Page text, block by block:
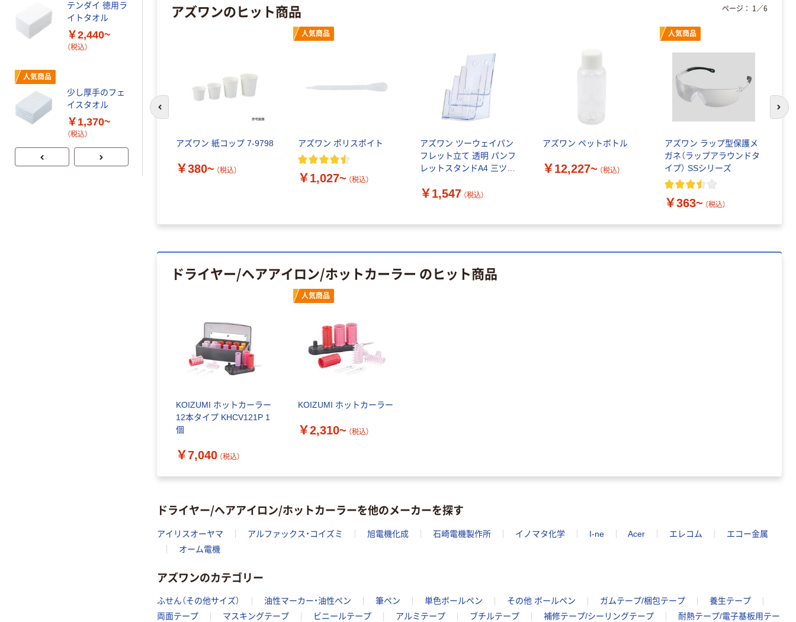
アズワンのヒット商品
アズワン 紙コップ 7-9798
￥380~ （税込）
人気商品
アズワン ポリスポイト
￥1,027~ （税込）
アズワン ツーウェイパン
フレット立て 透明 パンフ
レットスタンドA4 三ツ折
品）
￥1,547 （税込）
アズワン ペットボトル
￥12,227~ （税込）
人気商品
アズワン ラップ型保護メ
ガネ（ラップアラウンドタ
イプ） SSシリーズ
￥363~ （税込）
ページ： 1 ／6
次
ドライヤー/ヘアアイロン/ホットカーラー のヒット商品
KOIZUMI ホットカーラー
12本タイプ KHCV121P 1
個
￥7,040 （税込）
人気商品
KOIZUMI ホットカーラー
￥2,310~ （税込）
ドライヤー/ヘアアイロン/ホットカーラーを他のメーカーを探す
アイリスオーヤマ アルファックス・コイズミ 旭電機化成 石崎電機製作所 イノマタ化学 I-ne Acer エレコム
エコー金属
オーム電機
アズワンのカテゴリー
ふせん（その他サイズ） 油性マーカー・油性ペン 筆ペン 単色ボールペン その他 ボールペン ガムテープ/梱包テープ
養生テープ
両面テープ
マスキングテープ ビニールテープ アルミテープ ブチルテープ 補修テープ/シーリングテープ
耐熱テープ/電子基板用テー
テンダイ 徳用ラ
イトタオル
￥2,440~
（税込）
人気商品
少し厚手のフェ
イスタオル
￥1,370~
（税込）
少し厚手のおし
ぼりタオル
アィティーオー
ITO タオル
￥410~
￥2,440~
少し厚手のフェ